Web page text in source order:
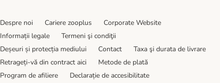
Despre noi Cariere zooplus
Corporate Website
Informații legale
Termeni şi condiţii
Deșeuri și protecția mediului
Contact
Taxa şi durata de livrare
Retrageți-vă din contract aici
Metode de plată
Program de afiliere
Declarație de accesibilitate